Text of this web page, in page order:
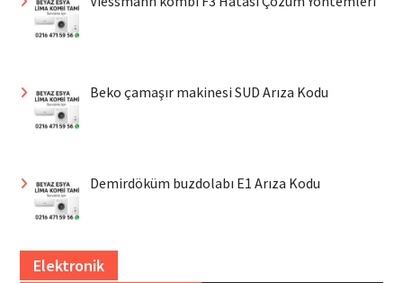
Beko çamaşır makinesi SUD Arıza Kodu
Demirdöküm buzdolabı E1 Arıza Kodu
Elektronik